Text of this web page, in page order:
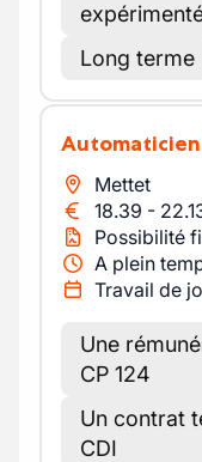
Long terme
Automaticien
Mettet
18.39 -
Possibilité
A plein
Travail de
Une
CP 124
Un contrat
CDI